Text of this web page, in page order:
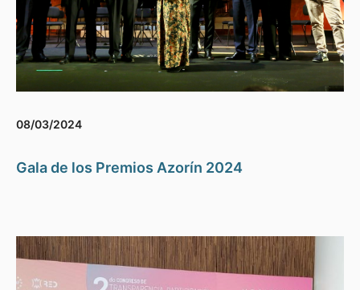
08/03/2024
Gala de los Premios Azorín 2024